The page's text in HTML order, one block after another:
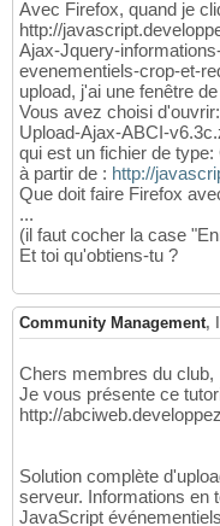
Avec Firefox, quand je
http://
Ajax-Jquery-
evenementiels-crop-et-
upload, j'ai une fenêtre
Vous avez choisi d'ouvrir:
Upload-Ajax-ABCI-
qui est un fichier de
à partir de : http://
Que doit faire Firefox
...
(il faut cocher la case
Et toi qu'obtiens-tu ?
Community Management,
Chers membres du club,
Je vous présente ce
http://
Solution complète
serveur. Informations en
JavaScript